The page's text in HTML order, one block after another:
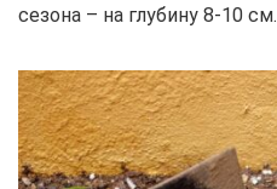
сезона – на глубину 8-10 см.